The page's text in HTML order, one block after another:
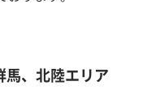
、北陸エリア